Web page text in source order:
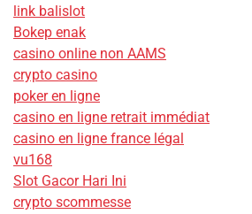
link balislot
Bokep enak
casino online non AAMS
crypto casino
poker en ligne
casino en ligne retrait immédiat
casino en ligne france légal
vu168
Slot Gacor Hari Ini
crypto scommesse